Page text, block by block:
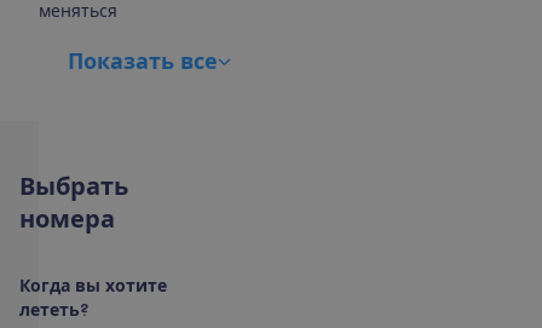
меняться
Показать все
Выбрать
номера
Когда вы хотите
лететь?